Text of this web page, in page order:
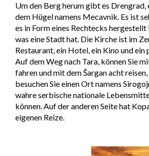
Um den Berg herum gibt es
dem Hügel namens Mecavnik. Es ist
es in Form eines Rechtecks hergestellt
was eine Stadt hat. Die Kirche ist im
Restaurant, ein Hotel, ein Kino und ein
Auf dem Weg nach Tara, können Sie
fahren und mit dem Šargan acht
besuchen Sie einen Ort namens
wahre serbische nationale
können. Auf der anderen Seite hat
eigenen Reize.